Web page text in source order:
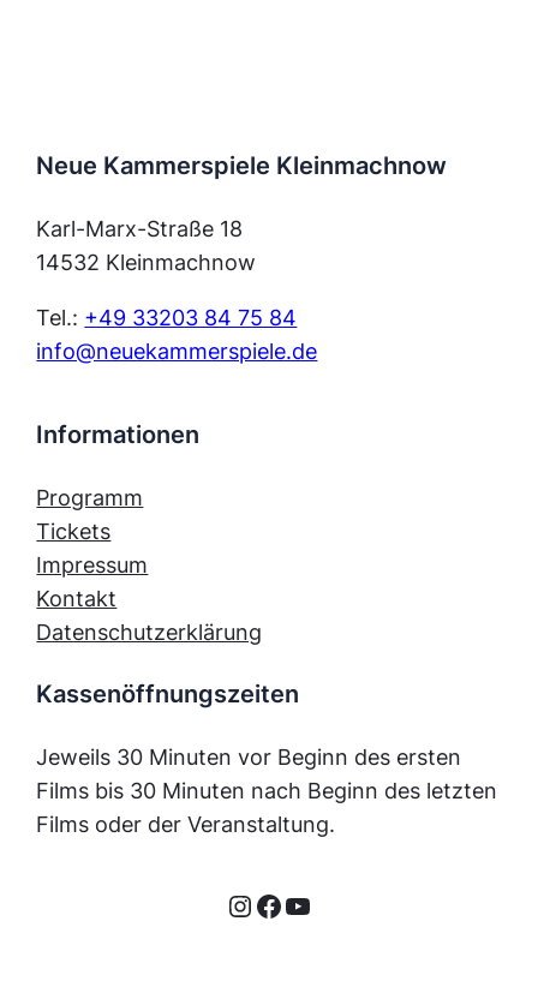
Neue Kammerspiele Kleinmachnow
Karl-Marx-Straße 18
14532 Kleinmachnow
Tel.: +49 33203 84 75 84
info@neuekammerspiele.de
Informationen
Programm
Tickets
Impressum
Kontakt
Datenschutzerklärung
Kassenöffnungszeiten
Jeweils 30 Minuten vor Beginn des ersten
Films bis 30 Minuten nach Beginn des letzten
Films oder der Veranstaltung.
Instagram Facebook YouTube